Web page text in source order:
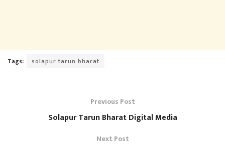
Tags: solapur tarun bharat
Previous Post
Solapur Tarun Bharat Digital Media
Next Post